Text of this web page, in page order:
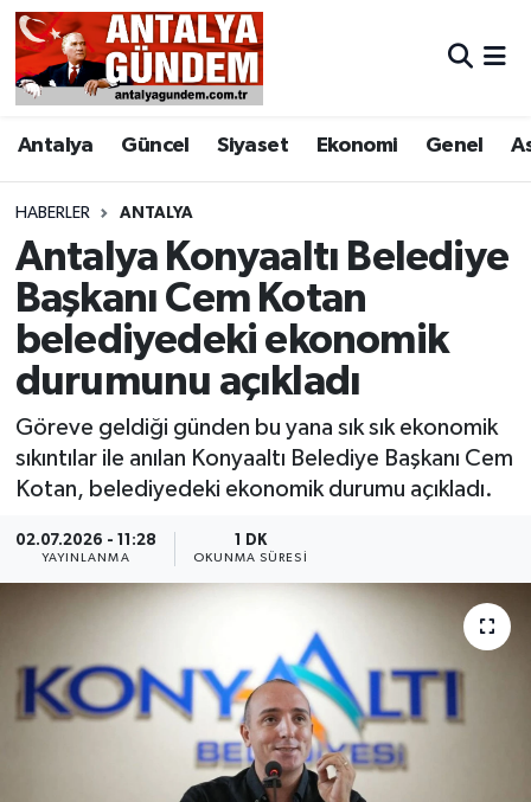
Antalya Güncel Siyaset Ekonomi Genel
HABERLER ANTALYA
Antalya Konyaaltı Belediye
Başkanı Cem Kotan
belediyedeki ekonomik
durumunu açıkladı
Göreve geldiği günden bu yana sık sık ekonomik
sıkıntılar ile anılan Konyaaltı Belediye Başkanı Cem
Kotan, belediyedeki ekonomik durumu açıkladı.
02.07.2026 - 11:28
YAYINLANMA
1 DK
OKUNMA SÜRESI
Antalya
Asayiş
Bilim & Teknoloji
Bölge
EĞİTİM
Ekonomi
Genel
Magazin
Antalya Nöbetçi Eczaneler
Antalya Hava Durumu
Antalya Namaz Vakitleri
Antalya Trafik Yoğunluk Haritası
Süper Lig Puan Durumu ve Fikstür
Tüm Manşetler
Son Dakika Haberleri